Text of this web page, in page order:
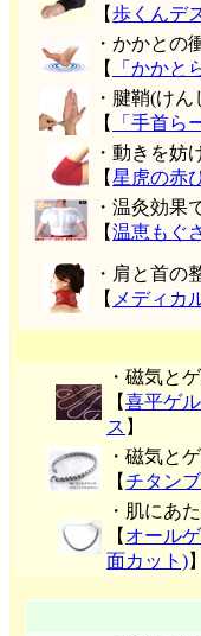
【歩くんデ
・かかとの
【
「かかと
・腱鞘(け
【
「手首ら
・動きを妨
【星虎の赤
・温灸効果
【温恵もぐ
・肩と首の
【 メディカ
・磁気と
【喜平ゲ
ス 】
・磁気と
【チタン
・肌にあ
【 オール
面カット)】